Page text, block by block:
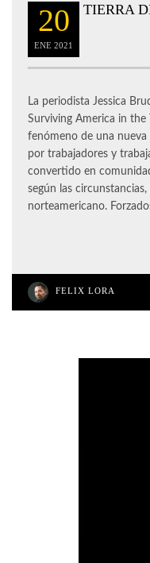
20
ENE 2021
TIERRA
La periodista Jessica
Surviving America in the
fenómeno de una
por trabajadores y
convertido en
según las
norteamericano.
FELIX LORA